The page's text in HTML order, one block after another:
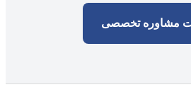
مشاوره تخصصی